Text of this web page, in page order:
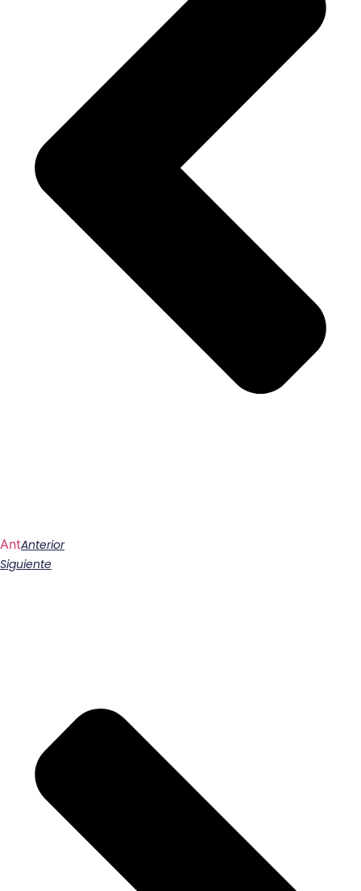
AntAnterior
Siguiente